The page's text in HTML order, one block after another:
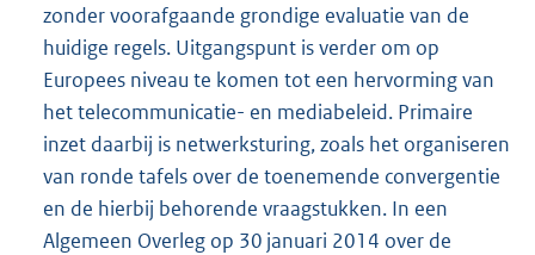
zonder voorafgaande grondige evaluatie van de
huidige regels. Uitgangspunt is verder om op
Europees niveau te komen tot een hervorming van
het telecommunicatie- en mediabeleid. Primaire
inzet daarbij is netwerksturing, zoals het organiseren
van ronde tafels over de toenemende convergentie
en de hierbij behorende vraagstukken. In een
Algemeen Overleg op 30 januari 2014 over de